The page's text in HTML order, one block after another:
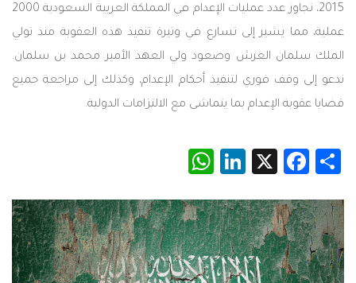
2015، تجاوز عدد عمليات الإعدام في المملكة العربية السعودية 2000
عملية، مما يشير إلى تسارع في وتيرة تنفيذ هذه العقوبة منذ تولي
الملك سلمان العرش وصعود ولي العهد الأمير محمد بن سلمان.
ندعو إلى وقف فوري لتنفيذ أحكام الإعدام، وكذلك إلى مراجعة جميع
قضايا عقوبة الإعدام بما يتماشى مع الالتزامات الدولية.
Share
Facebook
X
LinkedIn